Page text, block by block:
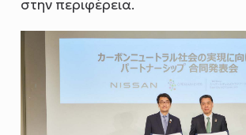
στην περιφέρεια.